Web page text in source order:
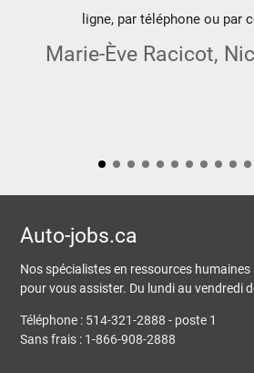
ligne, par téléphone ou par
Marie-Ève Racicot,
Auto-jobs.ca
Nos spécialistes en ressources
pour vous assister. Du lundi au vendredi
Téléphone : 514-321-2888 - poste 1
Sans frais : 1-866-908-2888